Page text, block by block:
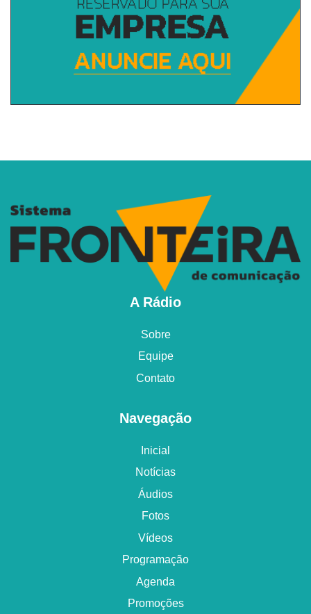
Navegação
Inicial
Notícias
Áudios
Fotos
Vídeos
Programação
Agenda
Promoções
A Rádio
Sobre
Equipe
Contato